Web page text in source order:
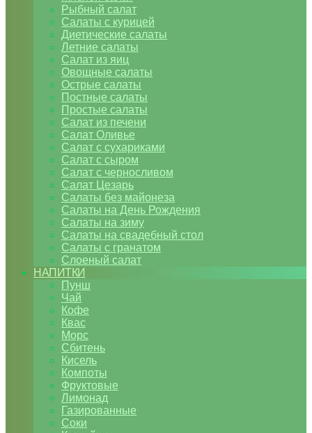
Рыбный салат
Салаты с курицей
Диетические салаты
Летние салаты
Салат из яиц
Овощные салаты
Острые салаты
Постные салаты
Простые салаты
Салат из печени
Салат Оливье
Салат с сухариками
Салат с сыром
Салат с черносливом
Салат Цезарь
Салаты без майонеза
Салаты на День Рождения
Салаты на зиму
Салаты на свадебный стол
Салаты с гранатом
Слоеный салат
НАПИТКИ
Пунш
Чай
Кофе
Квас
Морс
Сбитень
Кисель
Компоты
Фруктовые
Лимонад
Газированные
Соки